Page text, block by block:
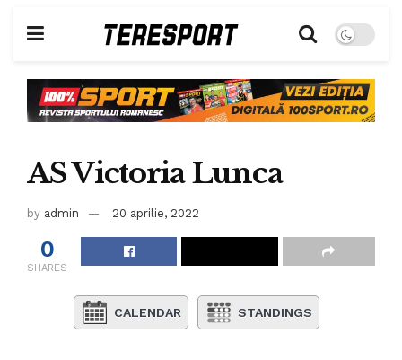
AS Victoria Lunca
by admin 20 aprilie, 2022
0
SHARES
CALENDAR STANDINGS